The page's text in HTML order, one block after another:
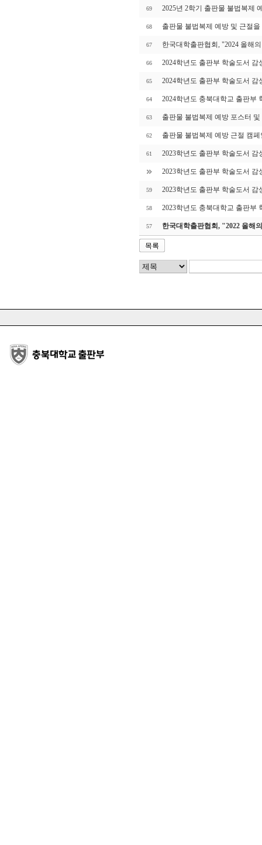
69 2025년 2학기 출판물 불법복제
68 출판물 불법복제 예방 및 근절
67 한국대학출판협회, "2024 올해
66 2024학년도 출판부 학술도서 감
65 2024학년도 출판부 학술도서 감
64 2024학년도 충북대학교 출판부
63 출판물 불법복제 예방 포스터
62 출판물 불법복제 예방 근절 캠페
61 2023학년도 출판부 학술도서
2023학년도 출판부 학술도서
59 2023학년도 출판부 학술도서 감
58 2023학년도 충북대학교 출판부
57 한국대학출판협회, "2022 올해
목록